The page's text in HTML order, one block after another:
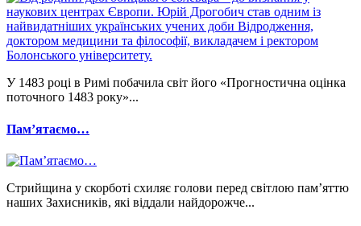
У 1483 році в Римі побачила світ його «Прогностична оцінка
поточного 1483 року»...
Памʼятаємо…
Стрийщина у скорботі схиляє голови перед світлою пам’яттю
наших Захисників, які віддали найдорожче...